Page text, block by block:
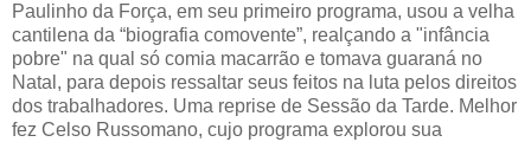
Paulinho da Força, em seu primeiro programa, usou a velha
cantilena da “biografia comovente”, realçando a "infância
pobre" na qual só comia macarrão e tomava guaraná no
Natal, para depois ressaltar seus feitos na luta pelos direitos
dos trabalhadores. Uma reprise de Sessão da Tarde. Melhor
fez Celso Russomano, cujo programa explorou sua